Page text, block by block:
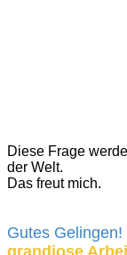
Diese Frage
der Welt.
Das freut mich.
Gutes
grandiose